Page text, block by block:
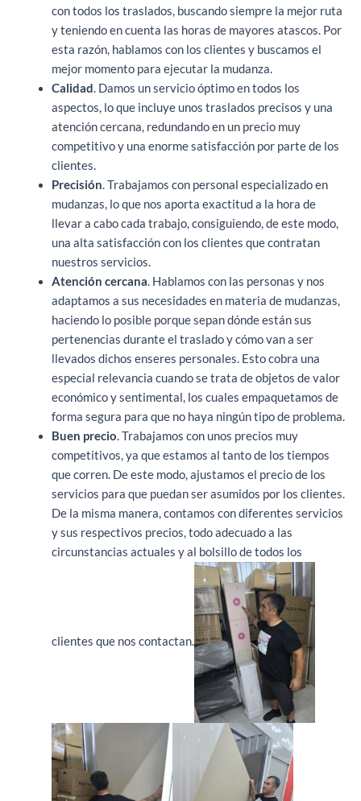
con todos los traslados, buscando siempre la mejor ruta
y teniendo en cuenta las horas de mayores atascos. Por
esta razón, hablamos con los clientes y buscamos el
mejor momento para ejecutar la mudanza.
Calidad. Damos un servicio óptimo en todos los
aspectos, lo que incluye unos traslados precisos y una
atención cercana, redundando en un precio muy
competitivo y una enorme satisfacción por parte de los
clientes.
Precisión. Trabajamos con personal especializado en
mudanzas, lo que nos aporta exactitud a la hora de
llevar a cabo cada trabajo, consiguiendo, de este modo,
una alta satisfacción con los clientes que contratan
nuestros servicios.
Atención cercana. Hablamos con las personas y nos
adaptamos a sus necesidades en materia de mudanzas,
haciendo lo posible porque sepan dónde están sus
pertenencias durante el traslado y cómo van a ser
llevados dichos enseres personales. Esto cobra una
especial relevancia cuando se trata de objetos de valor
económico y sentimental, los cuales empaquetamos de
forma segura para que no haya ningún tipo de problema.
Buen precio. Trabajamos con unos precios muy
competitivos, ya que estamos al tanto de los tiempos
que corren. De este modo, ajustamos el precio de los
servicios para que puedan ser asumidos por los clientes.
De la misma manera, contamos con diferentes servicios
y sus respectivos precios, todo adecuado a las
circunstancias actuales y al bolsillo de todos los
clientes que nos contactan.